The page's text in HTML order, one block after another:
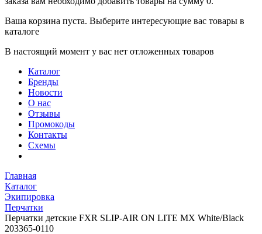
Ваша корзина пуста. Выберите интересующие вас товары в
каталоге
В настоящий момент у вас нет отложенных товаров
Каталог
Бренды
Новости
О нас
Отзывы
Промокоды
Контакты
Схемы
Главная
Каталог
Экипировка
Перчатки
Перчатки детские FXR SLIP-AIR ON LITE MX White/Black
203365-0110